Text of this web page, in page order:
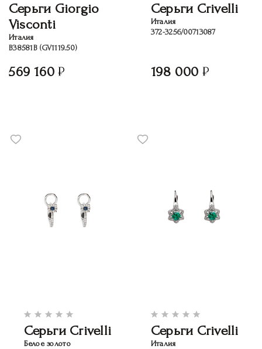
Серьги Giorgio
Visconti
Италия
В38581B (GV1119.50)
569 160
Серьги Crivelli
Италия
372-3256/00713087
198 000
Серьги Crivelli
Белое золото
Серьги Crivelli
Италия